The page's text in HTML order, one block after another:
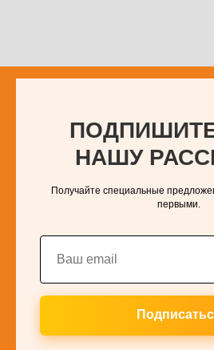
НАШУ
Получайте специальные
первыми.